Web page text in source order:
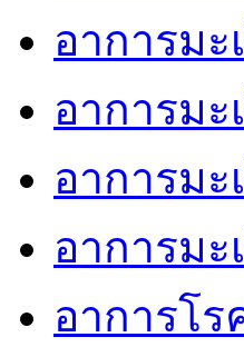
อาการมะ
อาการมะ
อาการมะ
อาการมะ
อาการโ